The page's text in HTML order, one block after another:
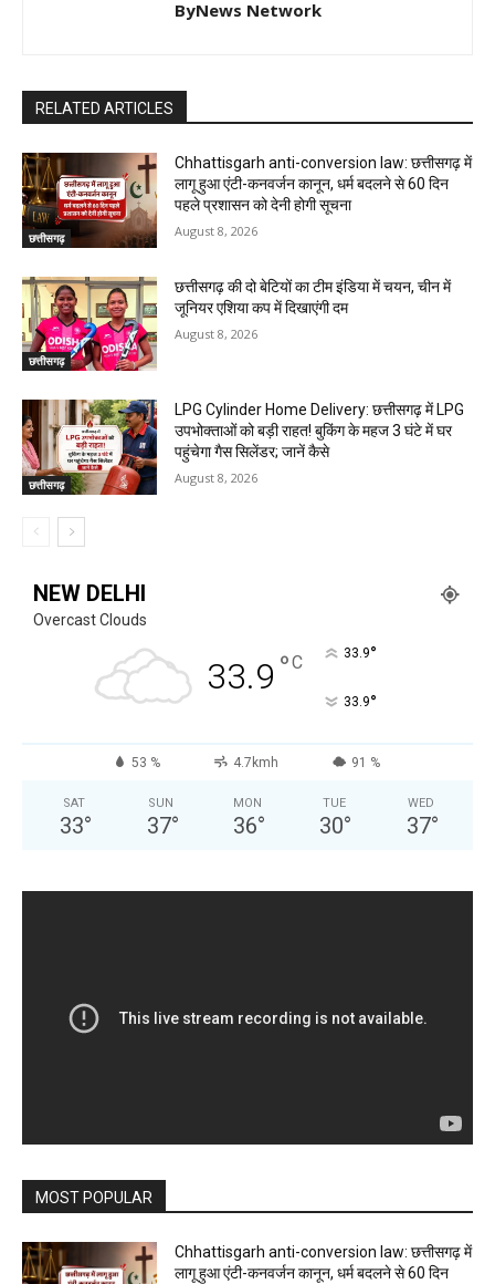
ByNews Network
RELATED ARTICLES
छत्तीसगढ़
Chhattisgarh anti-conversion law: छत्तीसगढ़ में
लागू हुआ एंटी-कनवर्जन कानून, धर्म बदलने से 60 दिन
पहले प्रशासन को देनी होगी सूचना
August 8, 2026
छत्तीसगढ़
छत्तीसगढ़ की दो बेटियों का टीम इंडिया में चयन, चीन में
जूनियर एशिया कप में दिखाएंगी दम
August 8, 2026
छत्तीसगढ़
LPG Cylinder Home Delivery: छत्तीसगढ़ में LPG
उपभोक्ताओं को बड़ी राहत! बुकिंग के महज 3 घंटे में घर
पहुंचेगा गैस सिलेंडर; जानें कैसे
August 8, 2026
NEW DELHI
Overcast Clouds
33.9 °C 33.9°
33.9°
53 % 4.7kmh 91 %
SAT
33°
SUN
37°
MON
36°
TUE
30°
WED
37°
MOST POPULAR
Chhattisgarh anti-conversion law: छत्तीसगढ़ में
लागू हुआ एंटी-कनवर्जन कानून, धर्म बदलने से 60 दिन